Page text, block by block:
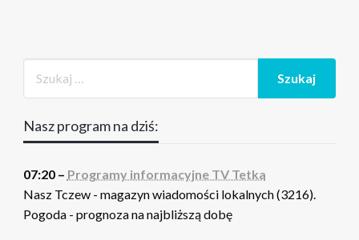
Nasz program na dziś:
07:20 – Programy informacyjne TV Tetka
Nasz Tczew - magazyn wiadomości lokalnych (3216).
Pogoda - prognoza na najbliższą dobę